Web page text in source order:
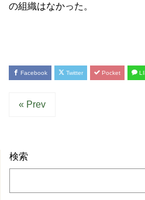
の組織はなかった。
Facebook Twitter Pocket
« Prev
検索